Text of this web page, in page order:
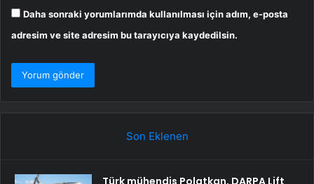
Daha sonraki yorumlarımda kullanılması için adım, e-posta
adresim ve site adresim bu tarayıcıya kaydedilsin.
Son Eklenen
Türk mühendis Polatkan, DARPA Lift